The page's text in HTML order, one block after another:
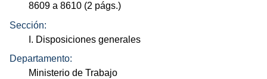
8609 a 8610 (2 págs.)
Sección:
I. Disposiciones generales
Departamento:
Ministerio de Trabajo